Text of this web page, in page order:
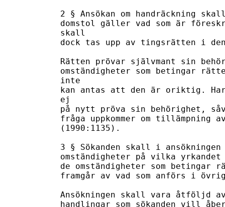
2 § Ansökan om handräckning
domstol gäller vad som är
skall
dock tas upp av tingsrätten i
Rätten prövar självmant sin
omständigheter som betingar
inte
kan antas att den är oriktig.
ej
på nytt pröva sin behörighet,
fråga uppkommer om tillämpning
(1990:1135).
3 § Sökanden skall i
omständigheter på vilka
de omständigheter som betingar
framgår av vad som anförs i
Ansökningen skall vara åtföljd
handlingar som sökanden vill